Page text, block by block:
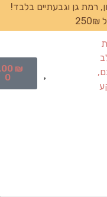
רמת גן וגבעתיים בלבד!
₪
0